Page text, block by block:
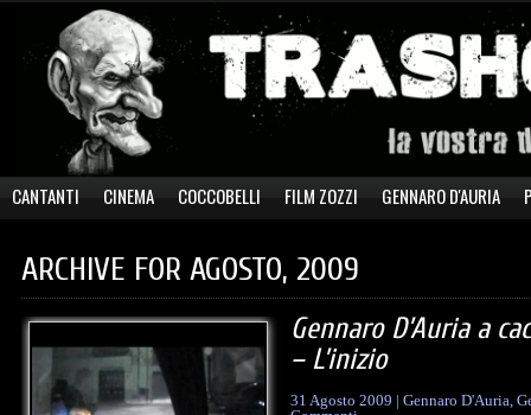
CANTANTI CINEMA COCCOBELLI FILM ZOZZI GENNARO D'AURIA
ARCHIVE FOR AGOSTO, 2009
Gennaro D’Auria a
– L’inizio
31 Agosto 2009 | Gennaro D'Auria,